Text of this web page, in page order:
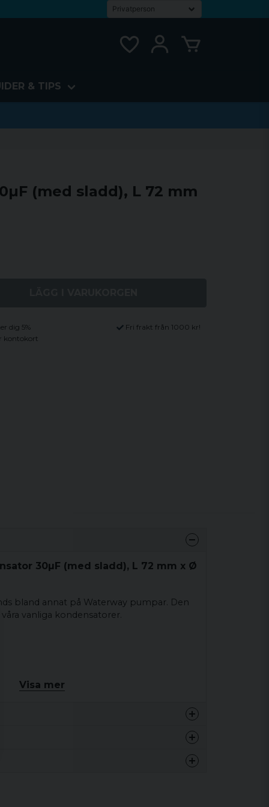
& TIPS
(med sladd), L 72 mm
dig 5%
Fri frakt från 1000 kr!
kontokort
30µF (med sladd), L 72 mm x Ø
bland annat på Waterway pumpar. Den
vanliga kondensatorer.
Visa mer
produkten...